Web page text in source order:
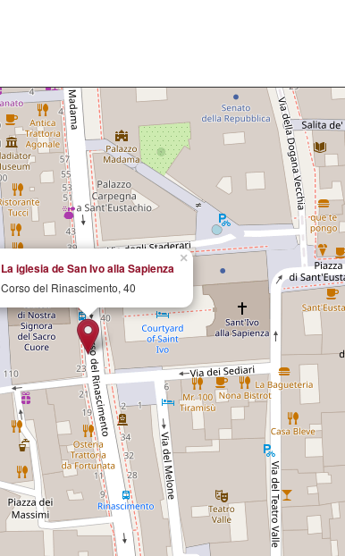
×
La iglesia de San Ivo alla Sapienza
Corso del Rinascimento, 40